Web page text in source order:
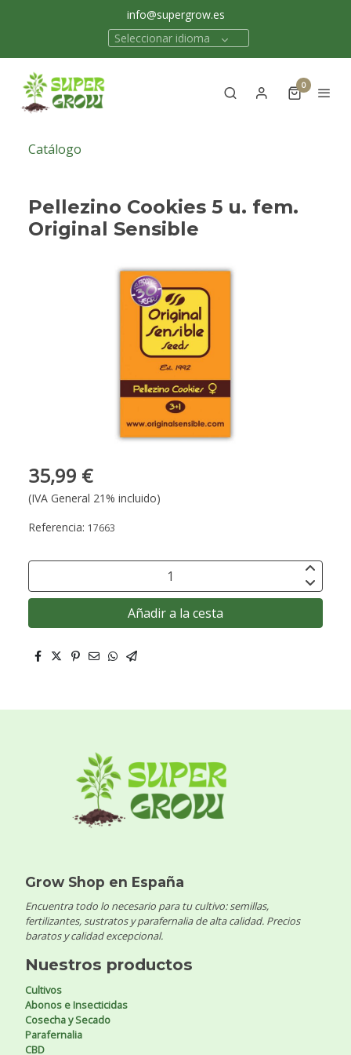
info@supergrow.es
Seleccionar idioma
0
Catálogo
Pellezino Cookies 5 u. fem.
Original Sensible
35,99 €
(IVA General 21% incluido)
Referencia: 17663
Añadir a la cesta
Grow Shop en España
Encuentra todo lo necesario para tu cultivo: semillas,
fertilizantes, sustratos y parafernalia de alta calidad. Precios
baratos y calidad excepcional.
Nuestros productos
Cultivos
Abonos e Insecticidas
Cosecha y Secado
Parafernalia
CBD